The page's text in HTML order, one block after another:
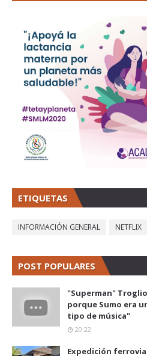
ETIQUETAS
INFORMACIÓN GENERAL NETFLIX
POST POPULARES
"Superman"
porque Sumo era
tipo de música"
20:22
Expedición